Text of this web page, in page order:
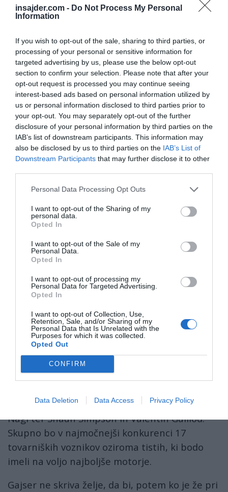
insajder.com - Do Not Process My Personal
Information
If you wish to opt-out of the sale, sharing to third parties, or
processing of your personal or sensitive information for
targeted advertising by us, please use the below opt-out
section to confirm your selection. Please note that after your
opt-out request is processed you may continue seeing
interest-based ads based on personal information utilized by
us or personal information disclosed to third parties prior to
your opt-out. You may separately opt-out of the further
disclosure of your personal information by third parties on the
IAB’s list of downstream participants. This information may
also be disclosed by us to third parties on the IAB’s List of
Downstream Participants that may further disclose it to other
Personal Data Processing Opt Outs
I want to opt-out of the Sharing of my
personal data.
Opted In
I want to opt-out of the Sale of my
Personal Data.
Opted In
I want to opt-out of processing my
Personal Data for Targeted Advertising.
Opted In
I want to opt-out of Collection, Use,
Retention, Sale, and/or Sharing of my
Personal Data that Is Unrelated with the
Purposes for which it was collected.
Opted Out
CONFIRM
Data Deletion Data Access Privacy Policy
znano, je pa letos doživelo spremembo: mladi
Gajser je šel na svoje, živi z dekletom, tako da
ni več v ozkem družinskem krogu. Kot pravi, je
bila odločitev prava za osebnostni razvoj, po
strokovni plati pa se ni spremenilo nič: še
vedno ima ata Gajser prvo in zadnjo besedo.
Lanska sezona se je končala tudi s poškodbo
na pokalu narodov, ki pa je zdaj že preteklost.
Motokros in poškodbe gresta pogosto z roko v
roki, tudi Gajser ni imun na padce. Nazadnje se
je prav na predstavitvi v Sloveniji, preden se je
podal v Katar, prikazal z modrico pod očesom,
posledico padca na dirki v Italiji. A je le
odmahnil z roko, češ, to je ja malenkost.
Kdo bodo njegovi tekmeci? Gajser je seveda
kot prvak vroč favorit za uspeh že v Katarju,
tudi v sezoni ima nedvomno visoke cilje. A
dodatno spodbudil. Za podoben korak kot sam
pred lansko sezono se je odločil tudi lanski
prvak razreda MX2 Jeffery Herlings. Na
priložnost pa bodo prežali tudi izkušeni stari
mački: svetovni prvak iz leta 2015 Romain
Cairoli, Clement Desalle, Gautier Paulin, Max
Nagl ter Shaun Simpson in Valentin Guillod.
Skupno bo v najmočnejši konkurenci 17
tovarniških voznikov oziroma tistih, ki bodo
imeli na voljo najboljše motorje.
Gajser ne skriva želje, da bi, potem ko je že pri